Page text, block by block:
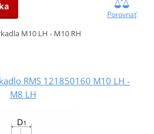
Porovnať
M10 LH - M10 RH
RMS 121850160 M10 LH -
M8 LH